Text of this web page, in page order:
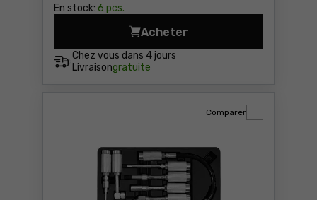
En stock: 6 pcs.
Chez vous dans 4 jours
Livraisongratuite
Acheter
Graisseur 0,5 l Yato YT-
Comparer